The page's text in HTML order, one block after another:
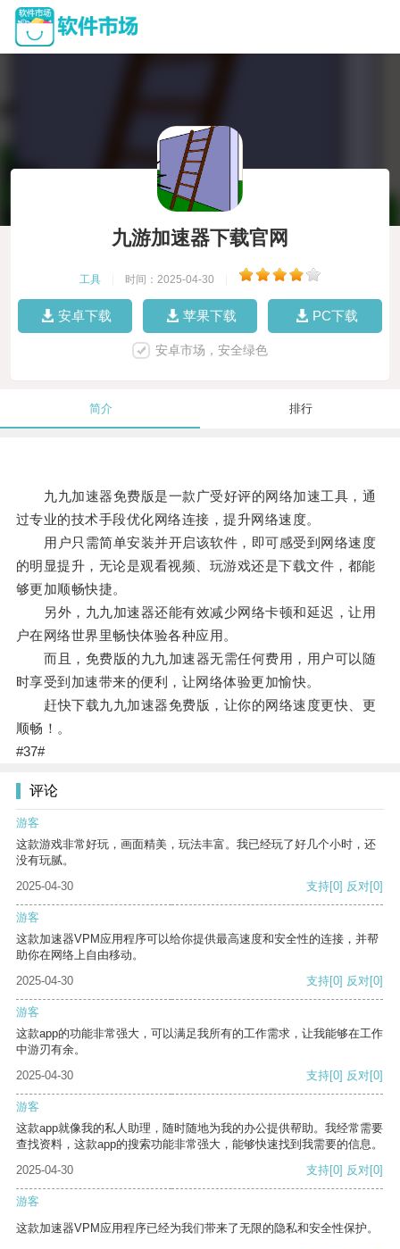
九游加速器下载官网
工具 时间：2025-04-30
安卓下载 苹果下载 PC下载
安卓市场，安全绿色
简介 排行
九九加速器免费版是一款广受好评的网络加速工具，通
过专业的技术手段优化网络连接，提升网络速度。
用户只需简单安装并开启该软件，即可感受到网络速度
的明显提升，无论是观看视频、玩游戏还是下载文件，都能
够更加顺畅快捷。
另外，九九加速器还能有效减少网络卡顿和延迟，让用
户在网络世界里畅快体验各种应用。
而且，免费版的九九加速器无需任何费用，用户可以随
时享受到加速带来的便利，让网络体验更加愉快。
赶快下载九九加速器免费版，让你的网络速度更快、更
顺畅！。
#37#
评论
游客
这款游戏非常好玩，画面精美，玩法丰富。我已经玩了好几个小时，还
没有玩腻。
2025-04-30
支持[0] 反对[0]
游客
这款加速器VPM应用程序可以给你提供最高速度和安全性的连接，并帮
助你在网络上自由移动。
2025-04-30
支持[0] 反对[0]
游客
这款app的功能非常强大，可以满足我所有的工作需求，让我能够在工作
中游刃有余。
2025-04-30
支持[0] 反对[0]
游客
这款app就像我的私人助理，随时随地为我的办公提供帮助。我经常需要
查找资料，这款app的搜索功能非常强大，能够快速找到我需要的信息。
2025-04-30
支持[0] 反对[0]
游客
这款加速器VPM应用程序已经为我们带来了无限的隐私和安全性保护。